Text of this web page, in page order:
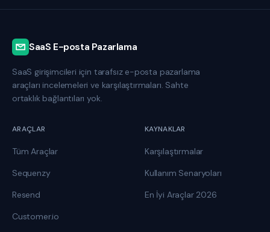
SaaS E-posta Pazarlama
SaaS girişimcileri için tarafsız e-posta pazarlama
araçları incelemeleri ve karşılaştırmaları. Sahte
ortaklık bağlantıları yok.
ARAÇLAR
Tüm Araçlar
Sequenzy
Resend
Customer.io
KAYNAKLAR
Karşılaştırmalar
Kullanım Senaryoları
En İyi Araçlar 2026